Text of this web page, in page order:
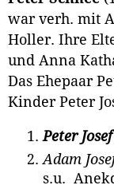
war verh. mit
Holler. Ihre
und Anna
Das Ehepaar
Kinder Peter
Peter Josef
Adam
s.u.